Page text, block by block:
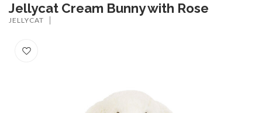
Jellycat Cream Bunny with Rose
JELLYCAT